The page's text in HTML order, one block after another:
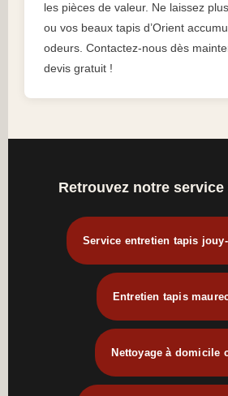
les pièces de valeur. Ne laissez
ou vos beaux tapis d’Orient
odeurs. Contactez-nous dès
devis gratuit !
Retrouvez notre
Service entretien tapis
Entretien tapis
Nettoyage à domicile